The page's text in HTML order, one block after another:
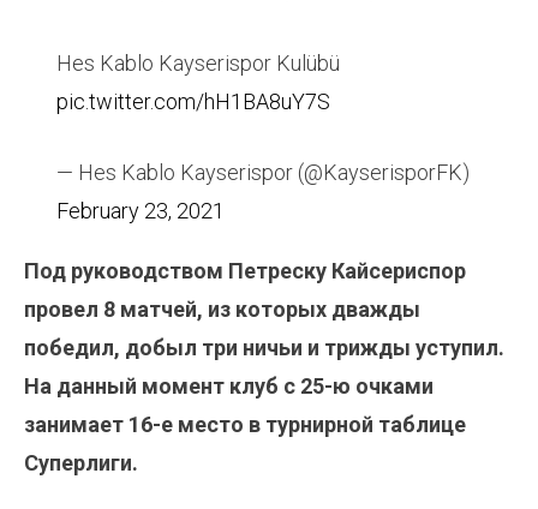
Hes Kablo Kayserispor Kulübü
pic.twitter.com/hH1BA8uY7S
— Hes Kablo Kayserispor (@KayserisporFK)
February 23, 2021
Под руководством Петреску Кайсериспор
провел 8 матчей, из которых дважды
победил, добыл три ничьи и трижды уступил.
На данный момент клуб с 25-ю очками
занимает 16-е место в турнирной таблице
Суперлиги.